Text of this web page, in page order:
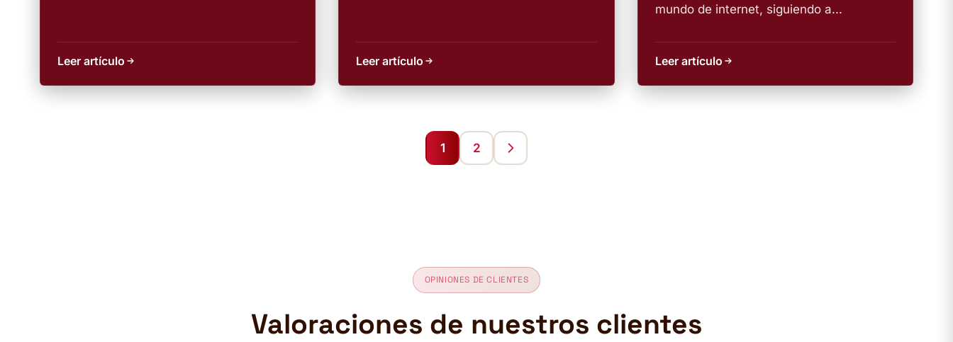
Leer artículo Leer artículo
mundo de internet, siguiendo a...
Leer artículo
1 2
OPINIONES DE CLIENTES
Valoraciones de nuestros clientes